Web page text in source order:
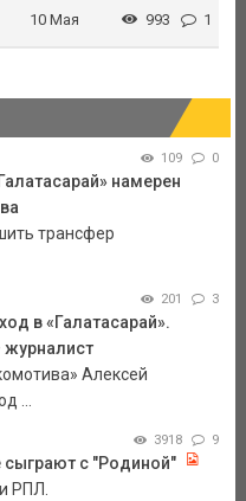
10 Мая 993 1
109 0
намерен
трансфер
201 3
в «Галатасарай».
журналист
Алексей
...
3918 9
сыграют с "Родиной"
РПЛ.